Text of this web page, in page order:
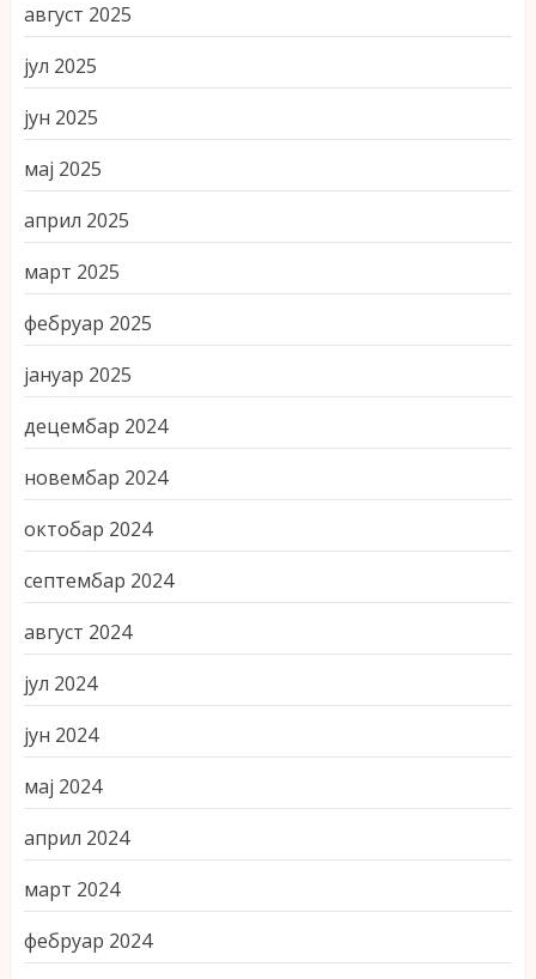
август 2025
јул 2025
јун 2025
мај 2025
април 2025
март 2025
фебруар 2025
јануар 2025
децембар 2024
новембар 2024
октобар 2024
септембар 2024
август 2024
јул 2024
јун 2024
мај 2024
април 2024
март 2024
фебруар 2024